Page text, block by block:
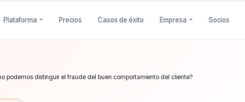
Plataforma Precios Casos de éxito Empresa Socios
podemos distinguir el fraude del buen comportamiento del cliente?